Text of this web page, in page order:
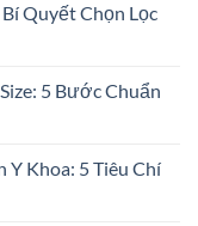
Quyết Chọn Lọc
5 Bước Chuẩn
Y Khoa: 5 Tiêu Chí